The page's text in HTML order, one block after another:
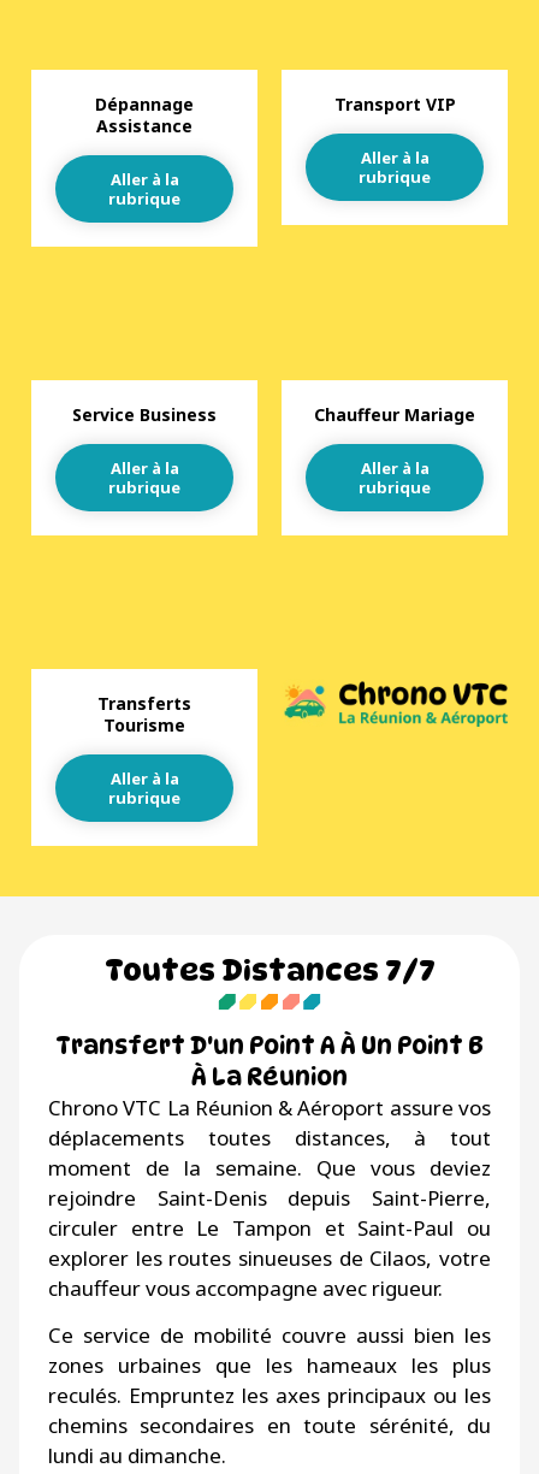
Dépannage
Assistance
Aller à la
rubrique
Transport VIP
Aller à la
rubrique
Service Business
Aller à la
rubrique
Chauffeur Mariage
Aller à la
rubrique
Transferts
Tourisme
Aller à la
rubrique
Toutes Distances 7/7
Transfert D'un Point A À Un Point B
À La Réunion
Chrono VTC La Réunion & Aéroport assure vos
déplacements toutes distances, à tout
moment de la semaine. Que vous deviez
rejoindre Saint-Denis depuis Saint-Pierre,
circuler entre Le Tampon et Saint-Paul ou
explorer les routes sinueuses de Cilaos, votre
chauffeur vous accompagne avec rigueur.
Ce service de mobilité couvre aussi bien les
zones urbaines que les hameaux les plus
reculés. Empruntez les axes principaux ou les
chemins secondaires en toute sérénité, du
lundi au dimanche.